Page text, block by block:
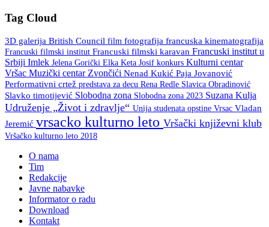
Tag Cloud
3D galerija British Council film fotografija francuska kinematografija
Francuski filmski institut Francuski filmski karavan Francuski institut u
Srbiji Imlek Jelena Gorički Elka Keta Josif konkurs Kulturni centar
Vršac Muzički centar Zvončići Nenad Kukić Paja Jovanović
Performativni crtež predstava za decu Rena Redle Slavica Obradinović
Slavko timotijević Slobodna zona Slobodna zona 2023 Suzana Kulja
Udruženje „Život i zdravlje“ Unija studenata opstine Vrsac Vladan
Jeremić vrsacko kulturno leto Vršački književni klub
Vršačko kulturno leto 2018
O nama
Tim
Redakcije
Javne nabavke
Informator o radu
Download
Kontakt